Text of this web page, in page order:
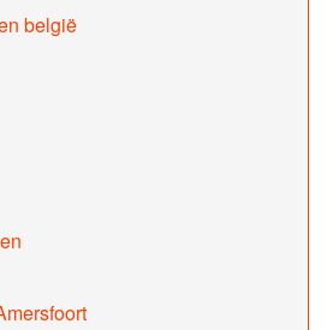
belgië